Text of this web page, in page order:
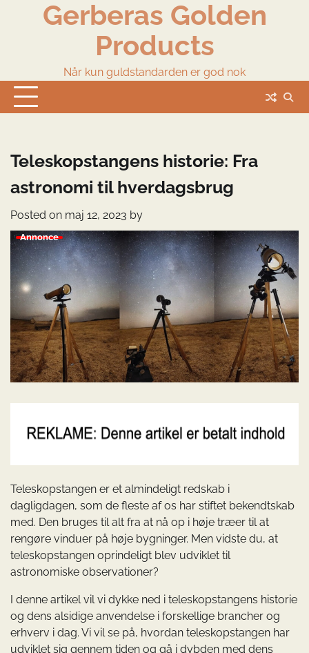
Gerberas Golden
Products
Når kun guldstandarden er god nok
Teleskopstangens historie: Fra
astronomi til hverdagsbrug
Posted on maj 12, 2023 by
Annonce
Teleskopstangen er et almindeligt redskab i
dagligdagen, som de fleste af os har stiftet bekendtskab
med. Den bruges til alt fra at nå op i høje træer til at
rengøre vinduer på høje bygninger. Men vidste du, at
teleskopstangen oprindeligt blev udviklet til
astronomiske observationer?
I denne artikel vil vi dykke ned i teleskopstangens historie
og dens alsidige anvendelse i forskellige brancher og
erhverv i dag. Vi vil se på, hvordan teleskopstangen har
udviklet sig gennem tiden og gå i dybden med dens